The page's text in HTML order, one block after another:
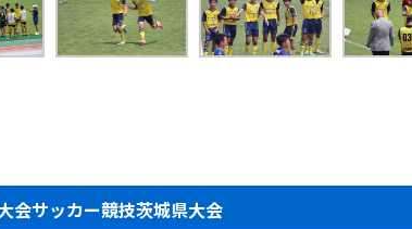
会サッカー競技茨城県大会